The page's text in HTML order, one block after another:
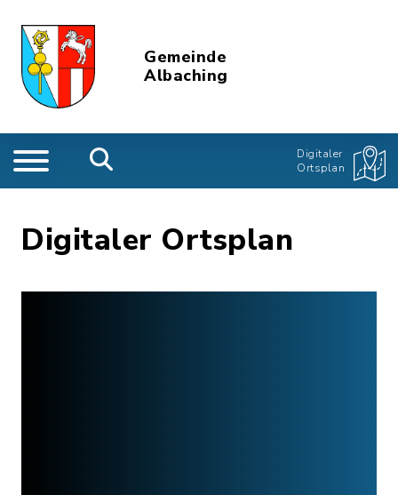
Gemeinde
Albaching
Digitaler
Ortsplan
Digitaler Ortsplan